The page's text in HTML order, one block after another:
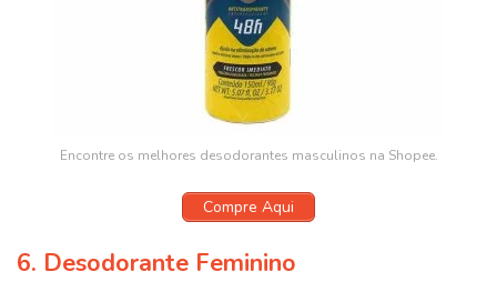
Encontre os melhores desodorantes masculinos na Shopee.
Compre Aqui
6. Desodorante Feminino